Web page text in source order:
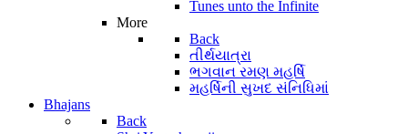
Tunes unto the Infinite
More
Back
તીર્થયાત્રા
ભગવાન રમણ મહર્ષિ
મહર્ષિની સુખદ સંનિધિમાં
Bhajans
Back